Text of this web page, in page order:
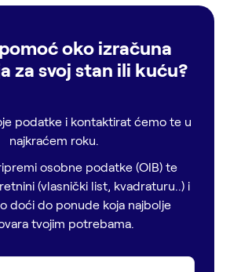
oko izračuna
za svoj stan ili kuću?
podatke i kontaktirat ćemo te u
najkraćem roku.
osobne podatke (OIB) te
(vlasnički list, kvadraturu..) i
doći do ponude koja najbolje
tvojim potrebama.